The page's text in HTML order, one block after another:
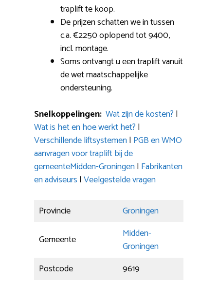
traplift te koop.
De prijzen schatten we in tussen
c.a. €2250 oplopend tot 9400,
incl. montage.
Soms ontvangt u een traplift vanuit
de wet maatschappelijke
ondersteuning.
Snelkoppelingen: Wat zijn de kosten? |
Wat is het en hoe werkt het? |
Verschillende liftsystemen| PGB en WMO
aanvragen voor traplift bij de
gemeenteMidden-Groningen| Fabrikanten
en adviseurs |Veelgestelde vragen
Provincie
Groningen
Gemeente
Midden-
Groningen
Postcode
9619